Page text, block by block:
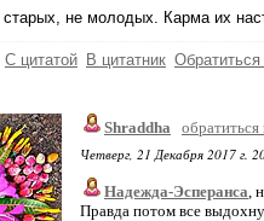
старых, не молодых. Карма их
С цитатой В цитатник
Shraddha
Четверг, 21 Декабря 2017 г.
Надежда-Эсперанса,
Правда потом все